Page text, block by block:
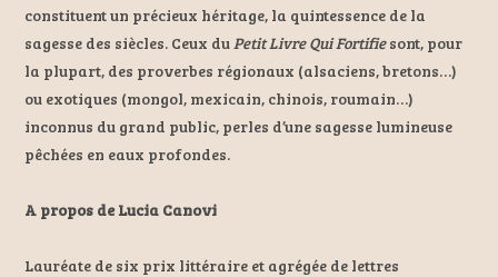
constituent un précieux héritage, la quintessence de la
sagesse des siècles. Ceux duPetit Livre Qui Fortifiesont, pour
la plupart, des proverbes régionaux (alsaciens, bretons…)
ou exotiques (mongol, mexicain, chinois, roumain…)
inconnus du grand public, perles d’une sagesse lumineuse
pêchées en eaux profondes.
A propos de Lucia Canovi
Lauréate de six prix littéraire et agrégée de lettres